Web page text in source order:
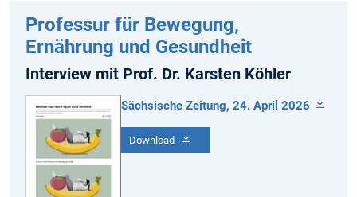
Professur für Bewegung,
Ernährung und Gesundheit
Interview mit Prof. Dr. Karsten Köhler
Sächsische Zeitung, 24. April 2026
Download